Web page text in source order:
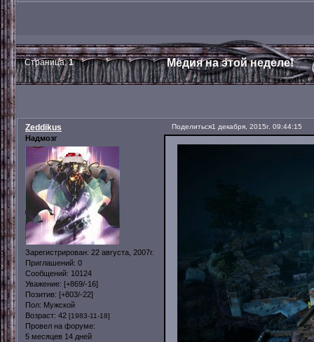
Медия на этой неделе!
Страница:1
Поделиться1 декабря, 2015г. 09:44:15
Zeddikus
Надмозг
Зарегистрирован: 22 августа, 2007г.
Приглашений: 0
Сообщений: 10124
Уважение: [+869/-16]
Позитив: [+803/-22]
Пол: Мужской
Возраст: 42 [1983-11-18]
Провел на форуме:
5 месяцев 14 дней